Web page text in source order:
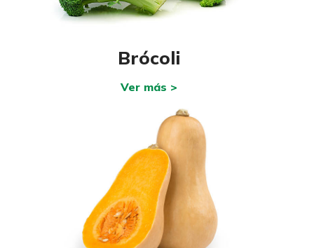
Brócoli
Ver más >